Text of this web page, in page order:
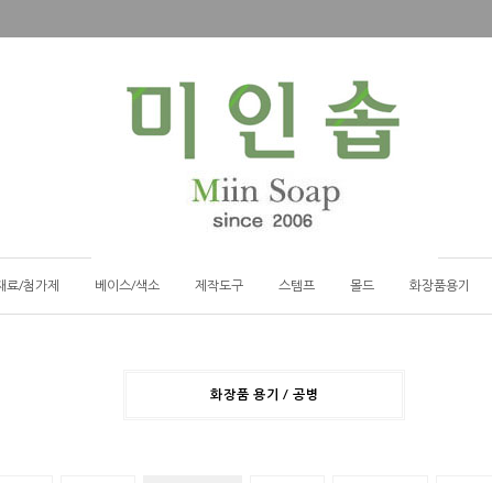
료/첨가제 베이스/색소 제작도구 스템프 몰드 화장품용기
화장품 용기 / 공병